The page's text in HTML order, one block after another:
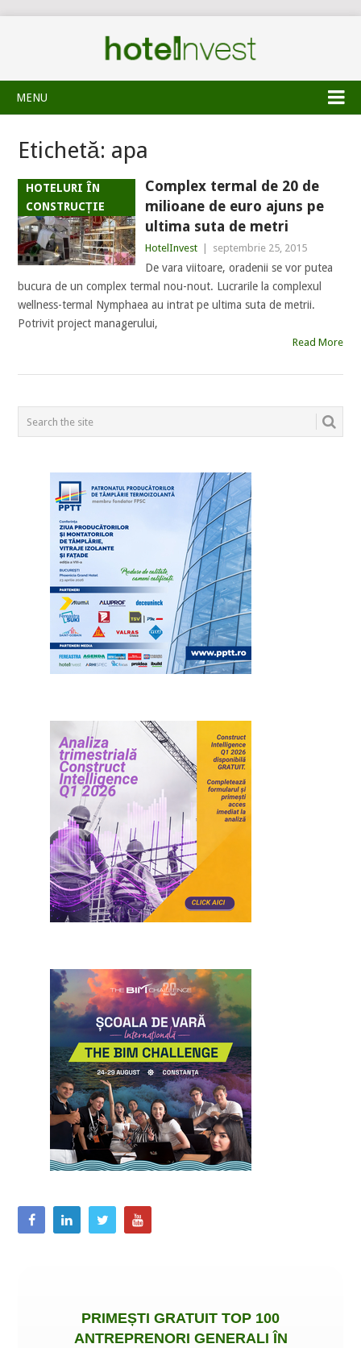
MENU
Etichetă: apa
HOTELURI ÎN
CONSTRUCȚIE
Complex termal de 20 de
milioane de euro ajuns pe
ultima suta de metri
HotelInvest septembrie 25, 2015
De vara viitoare, oradenii se vor putea
bucura de un complex termal nou-nout. Lucrarile la complexul
wellness-termal Nymphaea au intrat pe ultima suta de metrii.
Potrivit project managerului,
Read More
POSTS
NAVIGATION
PRIMEȘTI GRATUIT TOP 100
ANTREPRENORI GENERALI ÎN